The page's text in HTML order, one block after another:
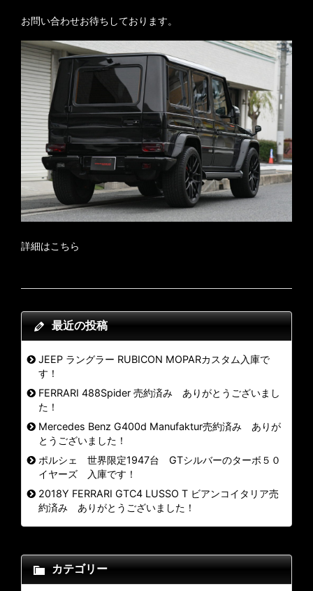
お問い合わせお待ちしております。
詳細はこちら
最近の投稿
JEEP ラングラー RUBICON MOPARカスタム入庫で
す！
FERRARI 488Spider 売約済み ありがとうございまし
た！
Mercedes Benz G400d Manufaktur売約済み ありが
とうございました！
ポルシェ 世界限定1947台 GTシルバーのターボ５０
イヤーズ 入庫です！
2018Y FERRARI GTC4 LUSSO T ビアンコイタリア売
約済み ありがとうございました！
カテゴリー